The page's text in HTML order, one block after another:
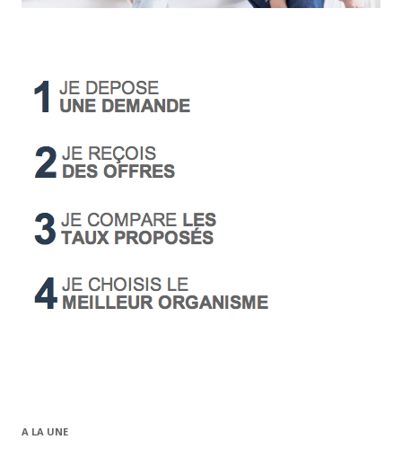
A LA UNE